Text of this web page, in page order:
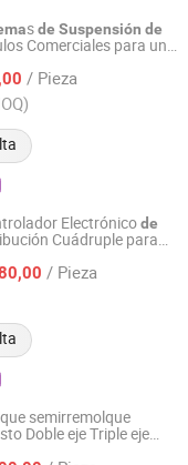
sde Suspensión de
Comerciales para un
/ Pieza
Co., Ltd
Electrónicode
Cuádruple para
Pickup/ Pieza
Co., Ltd.
semirremolque
Doble eje Triple eje